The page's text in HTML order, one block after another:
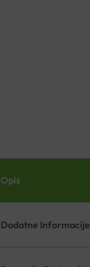
Opis
Dodatne Informacije